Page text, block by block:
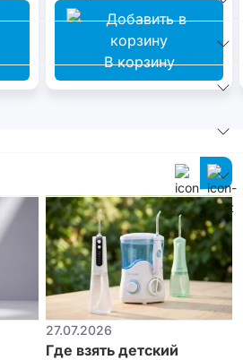
В корзину
27.07.2026
Где взять детский